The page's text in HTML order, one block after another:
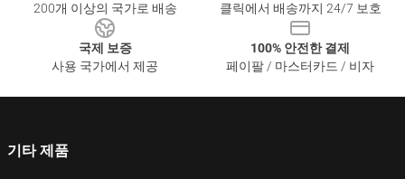
200개 이상의 국가로 배송
클릭에서 배송까지 24/7 보호
국제 보증
사용 국가에서 제공
100% 안전한 결제
페이팔 / 마스터카드 / 비자
기타 제품